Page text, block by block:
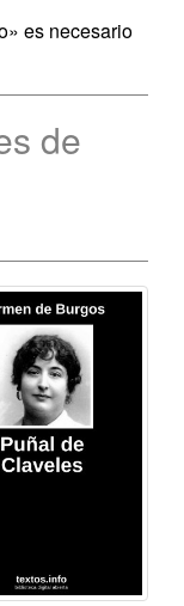
es necesario
de